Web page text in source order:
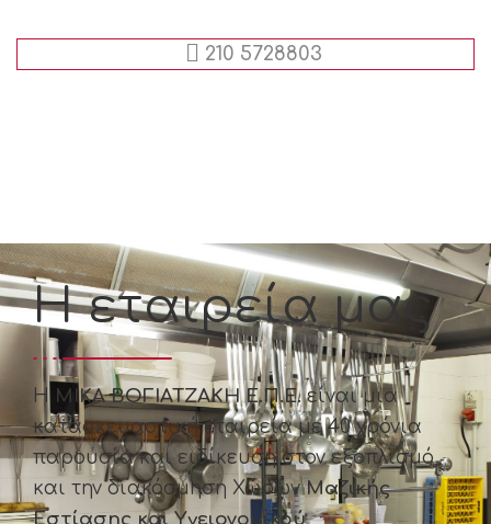
210 5728803
H εταιρεία μας
Η ΜΙΚΑ ΒΟΓΙΑΤΖΑΚΗ Ε.Π.Ε.είναι μια
κατασκευαστική εταιρεία με 40 χρόνια
παρουσία και ειδίκευση στον εξοπλισμό
και την διακόσμηση ΧώρωνΜαζικής
Εστίασης και Υγειονομικού